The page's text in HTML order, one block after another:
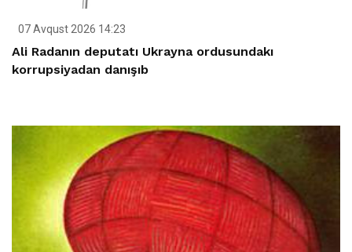
07 Avqust 2026 14:23
Ali Radanın deputatı Ukrayna ordusundakı
korrupsiyadan danışıb